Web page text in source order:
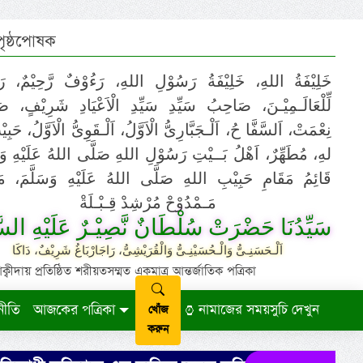
خَلِيْفَةُ اللهِ، خَلِيْفَةُ رَسُوْلِ اللهِ، رَءُوْفٌ رَّحِيْمٌ،
لِّلْعَالَـمِيْـنَ، صَاحِبُ سَيِّدِ سَيِّدِ الْاَعْيَادِ شَرِيْفٍ،
نِعْمَتْ، اَلسَّفَّا حُ، اَلْـجَبَّارِىُّ الْاَوَّلُ، اَلْـقَوِىُّ الْاَوَّلُ،
لهِ، مُطَهِّرٌ، اَهْلُ بَــيْتِ رَسُوْلِ اللهِ صَلَّى اللهُ عَلَيْهِ
قَائِمُ مَقَامِ حَبِيْبِ اللهِ صَلَّى اللهُ عَلَيْهِ وَسَلَّمَ،
مَـمْدُوْحْ مُرْشِدْ قِـبْـلَةْ
سَيِّدُنَا حَضْرَتْ سُلْطَانٌ نَّصِيْـرٌ عَلَيْهِ
اَلْـحَسَنِـىُّ وَالْـحُسَيْنِـىُّ وَالْقُرَيْشِىُّ، رَاجَارْبَاغُ شَرِيْفٌ، دَاكَا
প্রতিষ্ঠিত শরীয়তসম্মত একমাত্র আন্তর্জাতিক পত্রিকা
আজকের পত্রিকা
খোঁজ
করুন
নামাজের সময়সুচি দেখুন